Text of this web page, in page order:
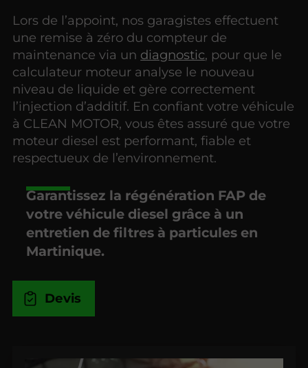
Lors de l’appoint, nos garagistes effectuent
une remise à zéro du compteur de
maintenance via un diagnostic, pour que le
calculateur moteur analyse le nouveau
niveau de liquide et gère correctement
l’injection d’additif. En confiant votre véhicule
à CLEAN MOTOR, vous êtes assuré que votre
moteur diesel est performant, fiable et
respectueux de l’environnement.
Garantissez la régénération FAP de
votre véhicule diesel grâce à un
entretien de filtres à particules en
Martinique.
Devis